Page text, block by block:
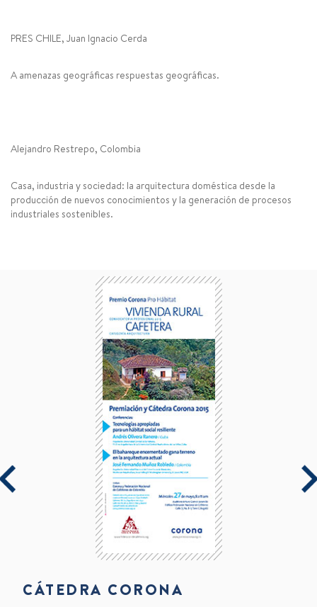
PRES CHILE, Juan Ignacio Cerda
A amenazas geográficas respuestas geográficas.
Alejandro Restrepo, Colombia
Casa, industria y sociedad: la arquitectura doméstica desde la
producción de nuevos conocimientos y la generación de procesos
industriales sostenibles.
CÁTEDRA CORONA